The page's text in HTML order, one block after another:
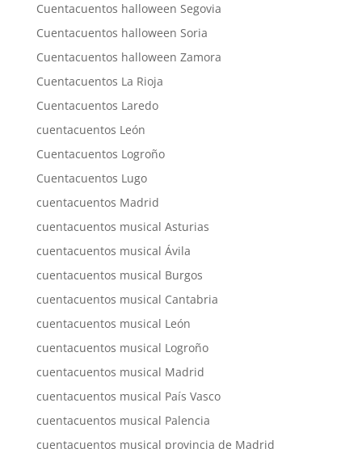
Cuentacuentos halloween Segovia
Cuentacuentos halloween Soria
Cuentacuentos halloween Zamora
Cuentacuentos La Rioja
Cuentacuentos Laredo
cuentacuentos León
Cuentacuentos Logroño
Cuentacuentos Lugo
cuentacuentos Madrid
cuentacuentos musical Asturias
cuentacuentos musical Ávila
cuentacuentos musical Burgos
cuentacuentos musical Cantabria
cuentacuentos musical León
cuentacuentos musical Logroño
cuentacuentos musical Madrid
cuentacuentos musical País Vasco
cuentacuentos musical Palencia
cuentacuentos musical provincia de Madrid